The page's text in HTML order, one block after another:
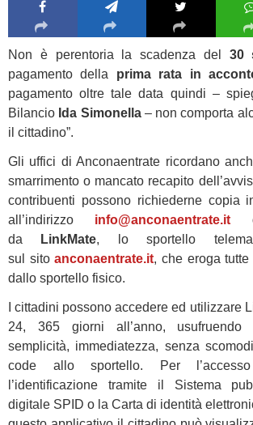
Non è perentoria la scadenza del 30
pagamento della prima rata in
pagamento oltre tale data quindi –
Bilancio Ida Simonella– non comporta
il cittadino”.
Gli uffici di Anconaentrate ricordano
smarrimento o mancato recapito
contribuenti possono richiederne copia
all’indirizzo info@anconaentrate.it o
da
LinkMate, lo sportello
sul sitoanconaentrate.it, che eroga
dallo sportello fisico.
I cittadini possono accedere ed utilizzare
24, 365 giorni all’anno,
semplicità, immediatezza, senza
code allo sportello. Per
l’identificazione tramite il Sistema
digitale SPID o la Carta di identità